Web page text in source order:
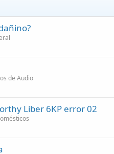
de Audio
Liber 6KP error 02